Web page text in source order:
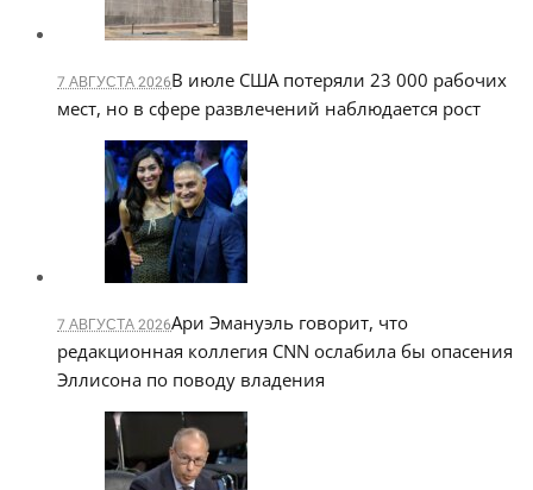
7 АВГУСТА 2026В июле США потеряли 23 000 рабочих
мест, но в сфере развлечений наблюдается рост
7 АВГУСТА 2026Ари Эмануэль говорит, что
редакционная коллегия CNN ослабила бы опасения
Эллисона по поводу владения